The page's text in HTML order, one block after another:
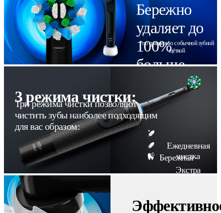
Бережно
удаляет до
100%
больше
*по сравнению с обычной зубной
щёткой
3 режима чистки:
Три режима чистки позволяют
чистить зубы наиболее подходящим
для вас образом:
Ежедневная
чистка
Бережная
Экстра